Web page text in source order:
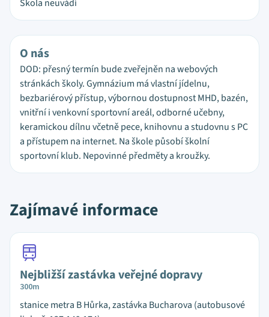
Škola neuvádí
O nás
DOD: přesný termín bude zveřejněn na webových
stránkách školy. Gymnázium má vlastní jídelnu,
bezbariérový přístup, výbornou dostupnost MHD, bazén,
vnitřní i venkovní sportovní areál, odborné učebny,
keramickou dílnu včetně pece, knihovnu a studovnu s PC
a přístupem na internet. Na škole působí školní
sportovní klub. Nepovinné předměty a kroužky.
Zajímavé informace
Nejbližší zastávka veřejné dopravy
300m
stanice metra B Hůrka, zastávka Bucharova (autobusové